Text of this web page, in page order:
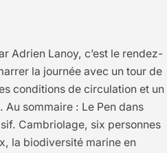
Adrien Lanoy, c’est le rendez-
la journée avec un tour de
conditions de circulation et un
sommaire : Le Pen dans
Cambriolage, six personnes
la biodiversité marine en